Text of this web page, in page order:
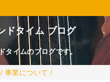
ドタイム ブログ
タイムのブログです。
/事業について /